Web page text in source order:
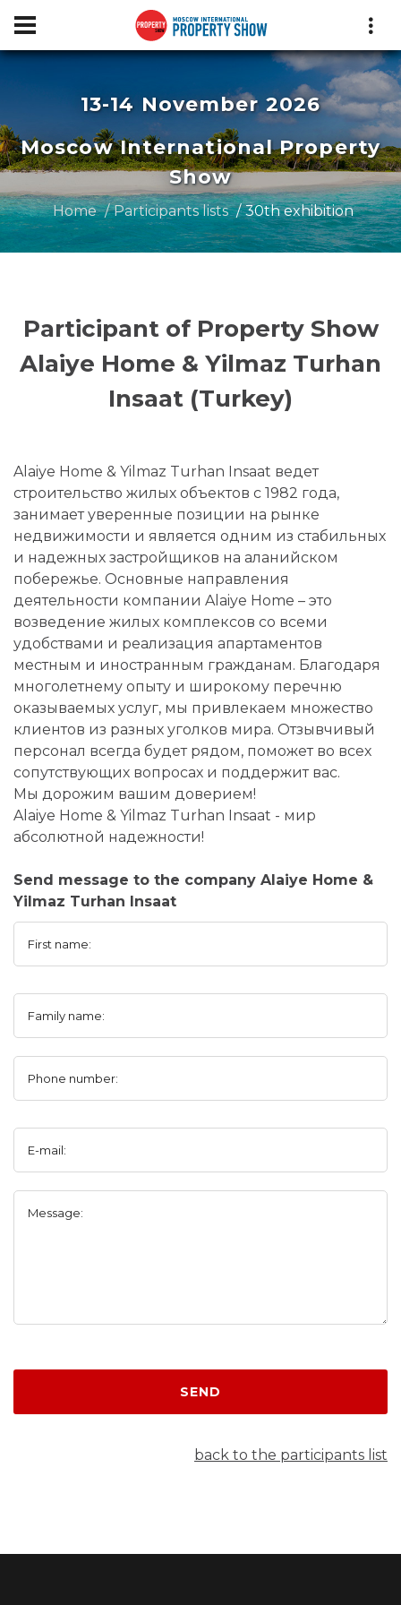
13-14 November 2026
Moscow International Property
Show
Home Participants lists 30th exhibition
Participant of Property Show
Alaiye Home & Yilmaz Turhan
Insaat (Turkey)
Alaiye Home & Yilmaz Turhan Insaat ведет
строительство жилых объектов с 1982 года,
занимает уверенные позиции на рынке
недвижимости и является одним из стабильных
и надежных застройщиков на аланийском
побережье. Основные направления
деятельности компании Alaiye Home – это
возведение жилых комплексов со всеми
удобствами и реализация апартаментов
местным и иностранным гражданам. Благодаря
многолетнему опыту и широкому перечню
оказываемых услуг, мы привлекаем множество
клиентов из разных уголков мира. Отзывчивый
персонал всегда будет рядом, поможет во всех
сопутствующих вопросах и поддержит вас.
Мы дорожим вашим доверием!
Alaiye Home & Yilmaz Turhan Insaat - мир
абсолютной надежности!
Send message to the company Alaiye Home &
Yilmaz Turhan Insaat
First name:
Family name:
Phone number:
E-mail:
Message:
SEND
back to the participants list